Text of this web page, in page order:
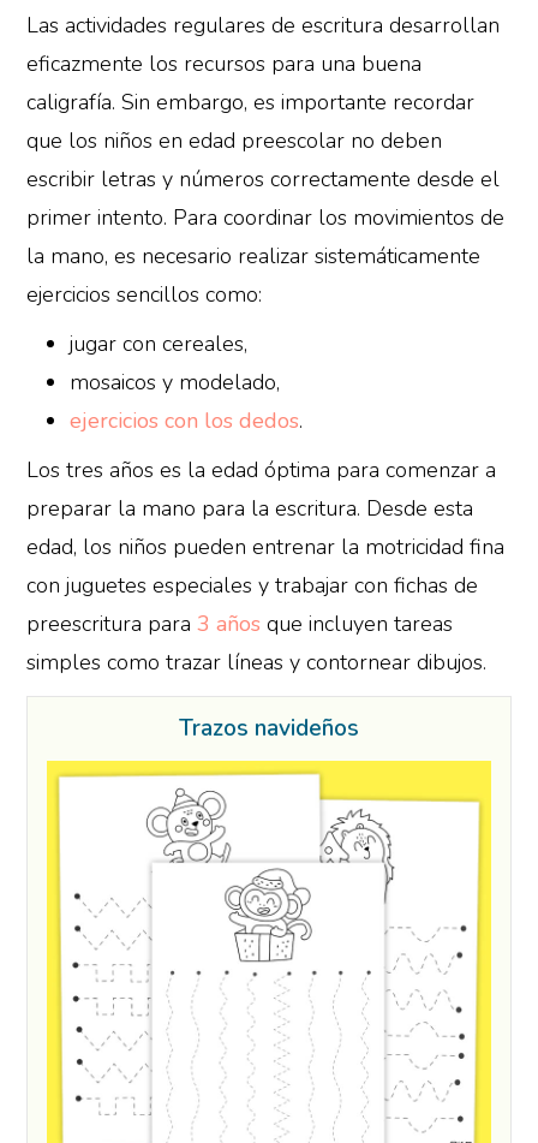
Las actividades regulares de escritura desarrollan
eficazmente los recursos para una buena
caligrafía. Sin embargo, es importante recordar
que los niños en edad preescolar no deben
escribir letras y números correctamente desde el
primer intento. Para coordinar los movimientos de
la mano, es necesario realizar sistemáticamente
ejercicios sencillos como:
jugar con cereales,
mosaicos y modelado,
ejercicios con los dedos.
Los tres años es la edad óptima para comenzar a
preparar la mano para la escritura. Desde esta
edad, los niños pueden entrenar la motricidad fina
con juguetes especiales y trabajar con fichas de
preescritura para3 años que incluyen tareas
simples como trazar líneas y contornear dibujos.
Trazos navideños